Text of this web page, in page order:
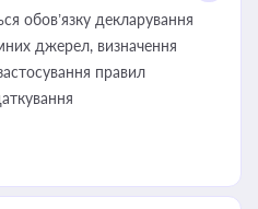
обов’язку декларування
джерел, визначення
правил